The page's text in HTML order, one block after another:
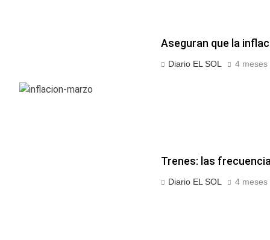
Aseguran que la
Diario EL SOL 4 meses
Trenes: las
Diario EL SOL 4 meses